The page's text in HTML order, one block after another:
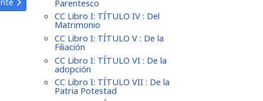
Parentesco
CC Libro I: TÍTULO IV : Del
Matrimonio
CC Libro I: TÍTULO V : De la
Filiación
CC Libro I: TÍTULO VI : De la
adopción
CC Libro I: TÍTULO VII : De la
Patria Potestad